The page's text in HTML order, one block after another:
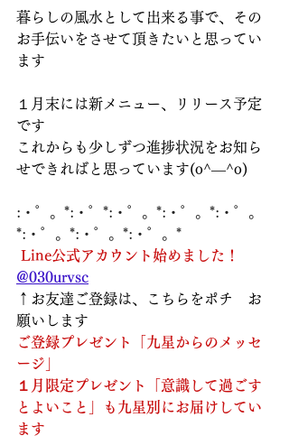
暮らしの風水として出来る事で、その
お手伝いをさせて頂きたいと思ってい
ます
１月末には新メニュー、リリース予定
です
これからも少しずつ進捗状況をお知ら
せできればと思っています(o^―^o)
:・゜。*:・゜*:・゜。*:・゜。*:・゜。
*:・゜。*:・゜。*:・゜。*
Line公式アカウント始めました！
@030urvsc
↑お友達ご登録は、こちらをポチ　お
願いします
ご登録プレゼント「九星からのメッセ
ージ」
１月限定プレゼント「意識して過ごす
とよいこと」も九星別にお届けしてい
ます